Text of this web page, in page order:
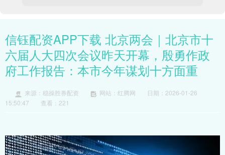
信钰配资APP下载 北京两会｜北京市十
六届人大四次会议昨天开幕，殷勇作政
府工作报告：本市今年谋划十方面重
来源：稳操胜券配资 网站：红腾网
日期：2026-01-26
15:50:47
查看：221